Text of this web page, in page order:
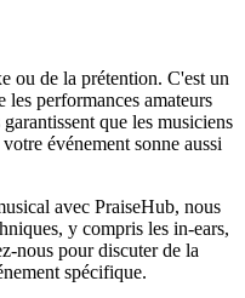
ou de la prétention. C'est un
performances amateurs
que les musiciens
événement sonne aussi
avec PraiseHub, nous
y compris les in-ears,
nous pour discuter de la
spécifique.